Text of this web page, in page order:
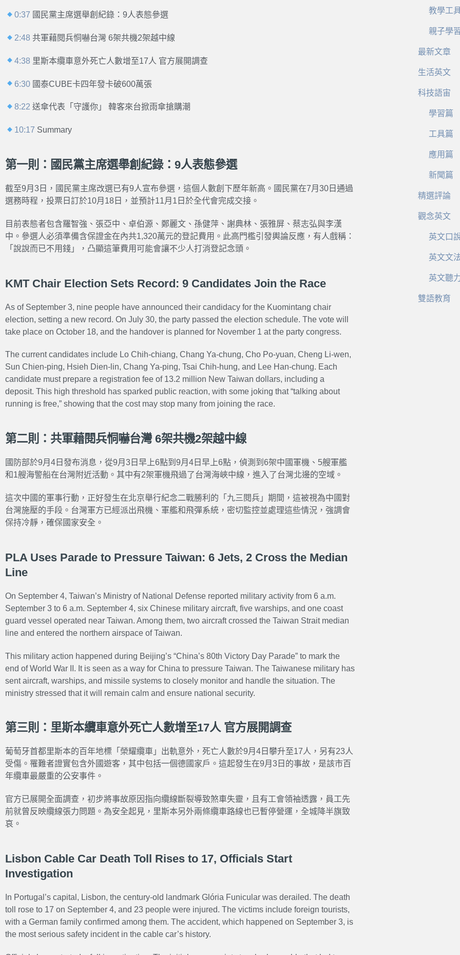
0:37 國民黨主席選舉創紀錄：9人表態參選
2:48 共軍藉閱兵恫嚇台灣 6架共機2架越中線
4:38 里斯本纜車意外死亡人數增至17人 官方展開調查
6:30 國泰CUBE卡四年發卡破600萬張
8:22 送傘代表「守護你」 韓客來台掀雨傘搶購潮
10:17 Summary
第一則：國民黨主席選舉創紀錄：9人表態參選
截至9月3日，國民黨主席改選已有9人宣布參選，這個人數創下歷年新高。國民黨在7月30日通過
選務時程，投票日訂於10月18日，並預計11月1日於全代會完成交接。
目前表態者包含羅智強、張亞中、卓伯源、鄭麗文、孫健萍、謝典林、張雅屏、蔡志弘與李漢
中。參選人必須準備含保證金在內共1,320萬元的登記費用。此高門檻引發輿論反應，有人戲稱：
「說說而已不用錢」，凸顯這筆費用可能會讓不少人打消登記念頭。
KMT Chair Election Sets Record: 9 Candidates Join the Race
As of September 3, nine people have announced their candidacy for the Kuomintang chair
election, setting a new record. On July 30, the party passed the election schedule. The vote will
take place on October 18, and the handover is planned for November 1 at the party congress.
The current candidates include Lo Chih-chiang, Chang Ya-chung, Cho Po-yuan, Cheng Li-wen,
Sun Chien-ping, Hsieh Dien-lin, Chang Ya-ping, Tsai Chih-hung, and Lee Han-chung. Each
candidate must prepare a registration fee of 13.2 million New Taiwan dollars, including a
deposit. This high threshold has sparked public reaction, with some joking that “talking about
running is free,” showing that the cost may stop many from joining the race.
第二則：共軍藉閱兵恫嚇台灣 6架共機2架越中線
國防部於9月4日發布消息，從9月3日早上6點到9月4日早上6點，偵測到6架中國軍機、5艘軍艦
和1艘海警船在台灣附近活動。其中有2架軍機飛過了台灣海峽中線，進入了台灣北邊的空域。
這次中國的軍事行動，正好發生在北京舉行紀念二戰勝利的「九三閱兵」期間，這被視為中國對
台灣施壓的手段。台灣軍方已經派出飛機、軍艦和飛彈系統，密切監控並處理這些情況，強調會
保持冷靜，確保國家安全。
PLA Uses Parade to Pressure Taiwan: 6 Jets, 2 Cross the Median
Line
On September 4, Taiwan’s Ministry of National Defense reported military activity from 6 a.m.
September 3 to 6 a.m. September 4, six Chinese military aircraft, five warships, and one coast
guard vessel operated near Taiwan. Among them, two aircraft crossed the Taiwan Strait median
line and entered the northern airspace of Taiwan.
This military action happened during Beijing’s “China’s 80th Victory Day Parade” to mark the
end of World War II. It is seen as a way for China to pressure Taiwan. The Taiwanese military has
sent aircraft, warships, and missile systems to closely monitor and handle the situation. The
ministry stressed that it will remain calm and ensure national security.
第三則：里斯本纜車意外死亡人數增至17人 官方展開調查
葡萄牙首都里斯本的百年地標「榮耀纜車」出軌意外，死亡人數於9月4日攀升至17人，另有23人
受傷。罹難者證實包含外國遊客，其中包括一個德國家戶。這起發生在9月3日的事故，是該市百
年纜車最嚴重的公安事件。
官方已展開全面調查，初步將事故原因指向纜線斷裂導致煞車失靈，且有工會領袖透露，員工先
前就曾反映纜線張力問題。為安全起見，里斯本另外兩條纜車路線也已暫停營運，全城降半旗致
哀。
Lisbon Cable Car Death Toll Rises to 17, Officials Start
Investigation
In Portugal’s capital, Lisbon, the century-old landmark Glória Funicular was derailed. The death
toll rose to 17 on September 4, and 23 people were injured. The victims include foreign tourists,
with a German family confirmed among them. The accident, which happened on September 3, is
the most serious safety incident in the cable car’s history.
教學工
親子學
最新文章
生活英文
科技語宙
學習篇
工具篇
應用篇
新聞篇
精選評論
觀念英文
英文口
英文文
英文聽
雙語教育